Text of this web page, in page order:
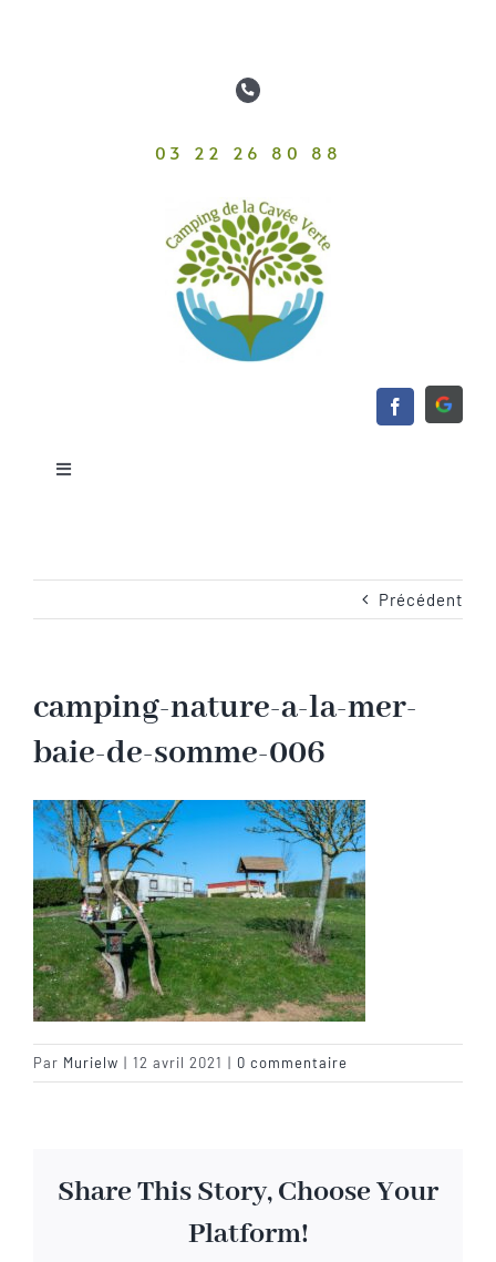
03 22 26 80 88
Toggle
Les services
Les tarifs
Les activités en Baie de Somme
Les photos du camping
Visite virtuelle
Précédent
camping-nature-a-la-mer-
baie-de-somme-006
Par Murielw | 12 avril 2021 | 0 commentaire
Share This Story, Choose Your
Platform!